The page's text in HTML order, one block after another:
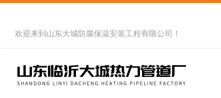
欢迎来到 山东大城防腐保温安装工程有限公司 ！